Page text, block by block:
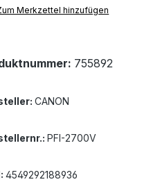
Merkzettel hinzufügen
755892
CANON
PFI-2700V
4549292188936